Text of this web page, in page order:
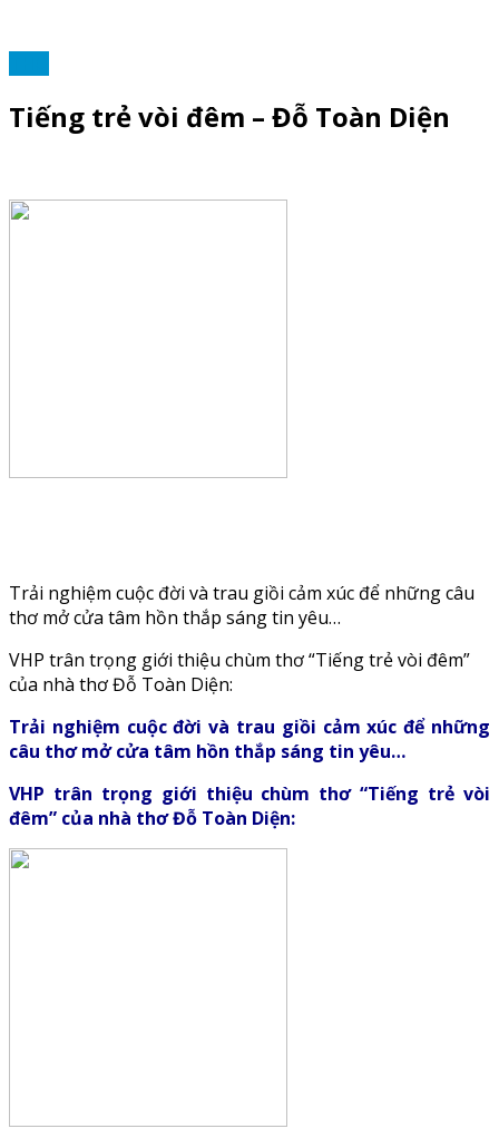
Tiếng trẻ vòi đêm – Đỗ Toàn Diện
Trải nghiệm cuộc đời và trau giồi cảm xúc để những câu
thơ mở cửa tâm hồn thắp sáng tin yêu…
VHP trân trọng giới thiệu chùm thơ “Tiếng trẻ vòi đêm”
của nhà thơ Đỗ Toàn Diện:
Trải nghiệm cuộc đời và trau giồi cảm xúc để những
câu thơ mở cửa tâm hồn thắp sáng tin yêu…
VHP trân trọng giới thiệu chùm thơ “Tiếng trẻ vòi
đêm” của nhà thơ Đỗ Toàn Diện: